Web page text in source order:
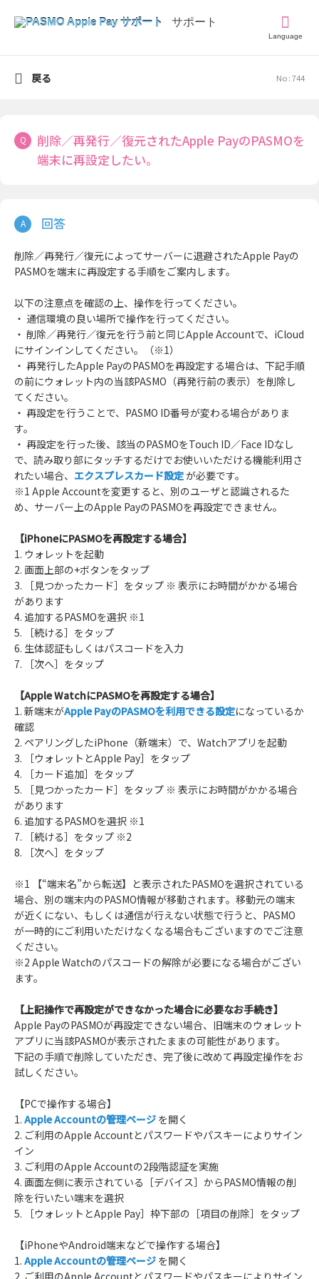
Language
No : 744
削除／再発行／復元されたApple PayのPASMOを
端末に再設定したい。
削除／再発行／復元によってサーバーに退避されたApple Payの
PASMOを端末に再設定する手順をご案内します。
以下の注意点を確認の上、操作を行ってください。
・ 通信環境の良い場所で操作を行ってください。
・ 削除／再発行／復元を行う前と同じApple Accountで、iCloud
にサインインしてください。（※1）
・ 再発行したApple PayのPASMOを再設定する場合は、下記手順
の前にウォレット内の当該PASMO（再発行前の表示）を削除し
てください。
・ 再設定を行うことで、PASMO ID番号が変わる場合がありま
す。
・ 再設定を行った後、該当のPASMOをTouch ID／Face IDなし
で、読み取り部にタッチするだけでお使いいただける機能利用さ
れたい場合、 エクスプレスカード設定が必要です。
※1 Apple Accountを変更すると、別のユーザと認識されるた
め、サーバー上のApple PayのPASMOを再設定できません。
【iPhoneにPASMOを再設定する場合】
1. ウォレットを起動
2. 画面上部の+ボタンをタップ
3. ［見つかったカード］をタップ ※ 表示にお時間がかかる場合
があります
4. 追加するPASMOを選択 ※1
5. ［続ける］をタップ
6. 生体認証もしくはパスコードを入力
7. ［次へ］をタップ
【Apple WatchにPASMOを再設定する場合】
1. 新端末がApple PayのPASMOを利用できる設定になっているか
確認
2. ペアリングしたiPhone（新端末）で、Watchアプリを起動
3. ［ウォレットとApple Pay］をタップ
4. ［カード追加］をタップ
5. ［見つかったカード］をタップ ※ 表示にお時間がかかる場合
があります
6. 追加するPASMOを選択 ※1
7. ［続ける］をタップ ※2
8. ［次へ］をタップ
※1 【“端末名”から転送】と表示されたPASMOを選択されている
場合、別の端末内のPASMO情報が移動されます。移動元の端末
が近くにない、もしくは通信が行えない状態で行うと、PASMO
が一時的にご利用いただけなくなる場合もございますのでご注意
ください。
※2 Apple Watchのパスコードの解除が必要になる場合がござい
ます。
【上記操作で再設定ができなかった場合に必要なお手続き】
Apple PayのPASMOが再設定できない場合、旧端末のウォレット
アプリに当該PASMOが表示されたままの可能性があります。
下記の手順で削除していただき、完了後に改めて再設定操作をお
試しください。
【PCで操作する場合】
1. Apple Accountの管理ページ を開く
2. ご利用のApple Accountとパスワードやパスキーによりサイン
イン
3. ご利用のApple Accountの2段階認証を実施
4. 画面左側に表示されている［デバイス］からPASMO情報の削
除を行いたい端末を選択
5. ［ウォレットとApple Pay］枠下部の［項目の削除］をタップ
【iPhoneやAndroid端末などで操作する場合】
1. Apple Accountの管理ページ を開く
2. ご利用のApple Accountとパスワードやパスキーによりサイン
戻る